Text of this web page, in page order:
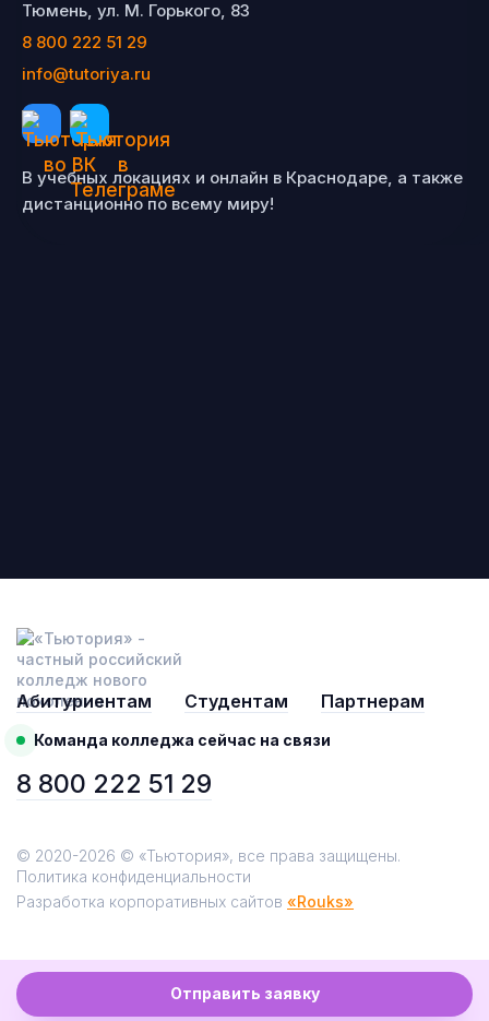
Отправить заявку
Тюмень, ул. М. Горького, 83
8 800 222 51 29
info@tutoriya.ru
В учебных локациях и онлайн в Краснодаре, а также
дистанционно по всему миру!
Абитуриентам Студентам Партнерам
Команда колледжа сейчас на связи
8 800 222 51 29
© 2020-2026 © «Тьютория», все права защищены.
Политика конфиденциальности
Разработка корпоративных сайтов «Rouks»